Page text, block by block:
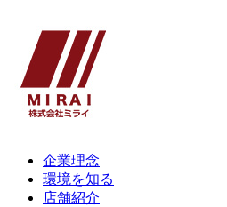
企業理念
環境を知る
店舗紹介